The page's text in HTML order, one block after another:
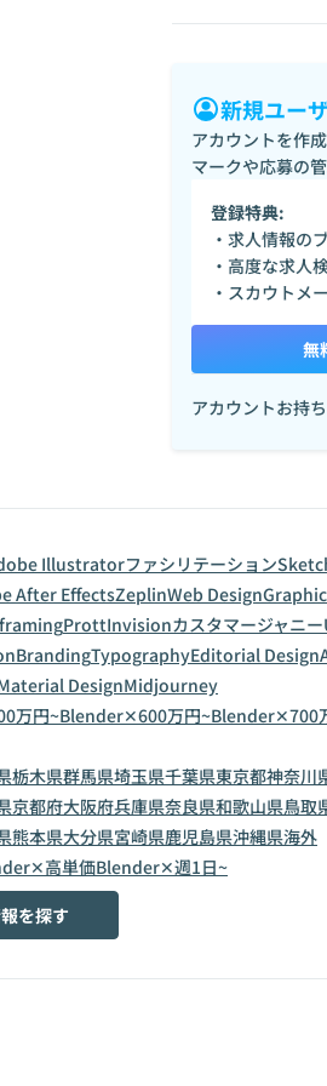
新規ユー
アカウントを作
マークや応募の
登録特典:
・求人情報の
・高度な求人
・スカウトメ
無
アカウントお持ち
Illustratorファシリテーション
After EffectsZeplinWeb Design
ProttInvisionカスタマージャニー
BrandingTypographyEditorial Design
DesignMidjourney
万円~Blender✕600万円~Blender✕700
栃木県群馬県埼玉県千葉県東京都神奈川
京都府大阪府兵庫県奈良県和歌山県鳥取
熊本県大分県宮崎県鹿児島県沖縄県海外
高単価Blender✕週1日~
を探す